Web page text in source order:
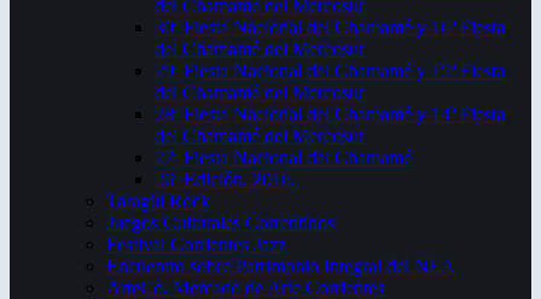
del Chamamé del Mercosur
30ª Fiesta Nacional del Chamamé y 16ª Fiesta
del Chamamé del Mercosur
29ª Fiesta Nacional del Chamamé y 15ª Fiesta
del Chamamé del Mercosur
28ª Fiesta Nacional del Chamamé y 14ª Fiesta
del Chamamé del Mercosur
27ª Fiesta Nacional del Chamamé
26ª Edición. 2016.
Taragüi Rock
Juegos Culturales Correntinos
Festival Corrientes Jazz
Encuentro sobre Patrimonio Integral del NEA
ArteCo. Mercado de Arte Corrientes